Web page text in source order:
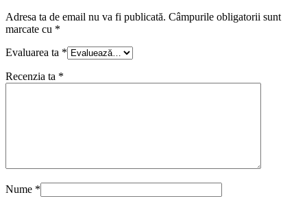
Adresa ta de email nu va fi publicată. Câmpurile obligatorii sunt
marcate cu *
Evaluarea ta *
Recenzia ta *
Nume *